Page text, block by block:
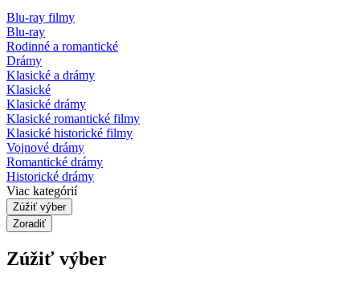
Blu-ray filmy
Blu-ray
Rodinné a romantické
Drámy
Klasické a drámy
Klasické
Klasické drámy
Klasické romantické filmy
Klasické historické filmy
Vojnové drámy
Romantické drámy
Historické drámy
Viac kategórií
Zúžiť výber
Zoradiť
Zúžiť výber